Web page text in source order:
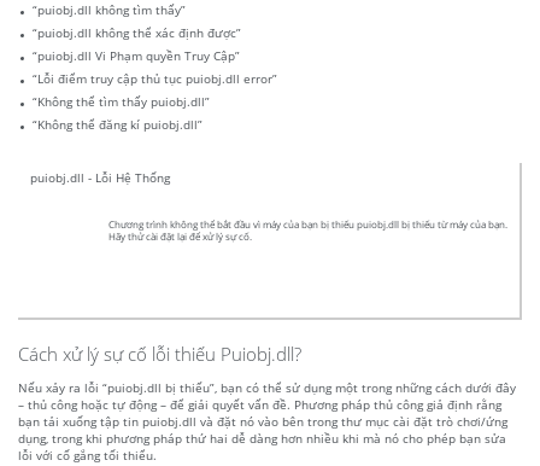
“puiobj.dll không tìm thấy”
“puiobj.dll không thể xác định được”
“puiobj.dll Vi Phạm quyền Truy Cập”
“Lỗi điểm truy cập thủ tục puiobj.dll error”
“Không thể tìm thấy puiobj.dll”
“Không thể đăng kí puiobj.dll”
puiobj.dll - Lỗi Hệ Thống
Chương trình không thể bắt đầu vì máy của bạn bị thiếu puiobj.dll bị thiếu từ máy của bạn.
Hãy thử cài đặt lại để xử lý sự cố.
Cách xử lý sự cố lỗi thiếu Puiobj.dll?
Nếu xảy ra lỗi “puiobj.dll bị thiếu”, bạn có thể sử dụng một trong những cách dưới đây
– thủ công hoặc tự động – để giải quyết vấn đề. Phương pháp thủ công giả định rằng
bạn tải xuống tập tin puiobj.dll và đặt nó vào bên trong thư mục cài đặt trò chơi/ứng
dụng, trong khi phương pháp thứ hai dễ dàng hơn nhiều khi mà nó cho phép bạn sửa
lỗi với cố gắng tối thiểu.